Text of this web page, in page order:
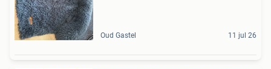
Oud Gastel 11 jul 26